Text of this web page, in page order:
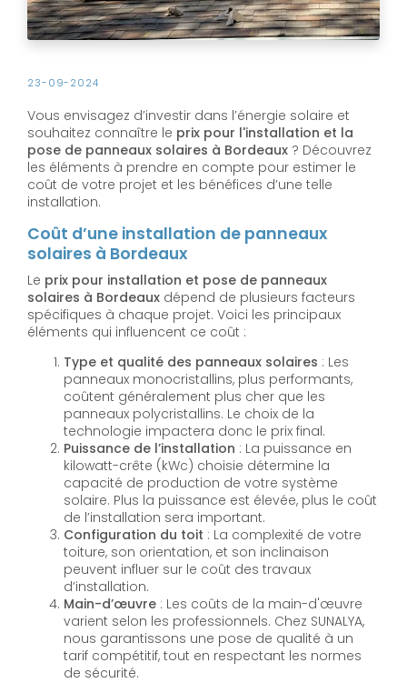
23-09-2024
Vous envisagez d’investir dans l’énergie solaire et
souhaitez connaître le prix pour l'installation et la
pose de panneaux solaires à Bordeaux ? Découvrez
les éléments à prendre en compte pour estimer le
coût de votre projet et les bénéfices d’une telle
installation.
Coût d’une installation de panneaux
solaires à Bordeaux
Le prix pour installation et pose de panneaux
solaires à Bordeaux dépend de plusieurs facteurs
spécifiques à chaque projet. Voici les principaux
éléments qui influencent ce coût :
Type et qualité des panneaux solaires : Les
panneaux monocristallins, plus performants,
coûtent généralement plus cher que les
panneaux polycristallins. Le choix de la
technologie impactera donc le prix final.
Puissance de l’installation : La puissance en
kilowatt-crête (kWc) choisie détermine la
capacité de production de votre système
solaire. Plus la puissance est élevée, plus le coût
de l’installation sera important.
Configuration du toit : La complexité de votre
toiture, son orientation, et son inclinaison
peuvent influer sur le coût des travaux
d’installation.
Main-d’œuvre : Les coûts de la main-d'œuvre
varient selon les professionnels. Chez SUNALYA,
nous garantissons une pose de qualité à un
tarif compétitif, tout en respectant les normes
de sécurité.